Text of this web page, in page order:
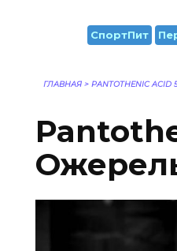
СпортПит
ГЛАВНАЯ > PANTOTHENIC